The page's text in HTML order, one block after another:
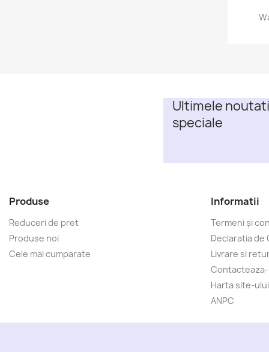
Ultimele
speciale
Produse
Reduceri de pret
Produse noi
Cele mai cumparate
Informatii
Termeni și
Declaratia
Livrare si
Harta site-ului
ANPC